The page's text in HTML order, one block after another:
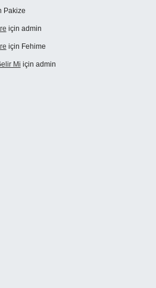
Pakize
için admin
için Fehime
Mi için admin